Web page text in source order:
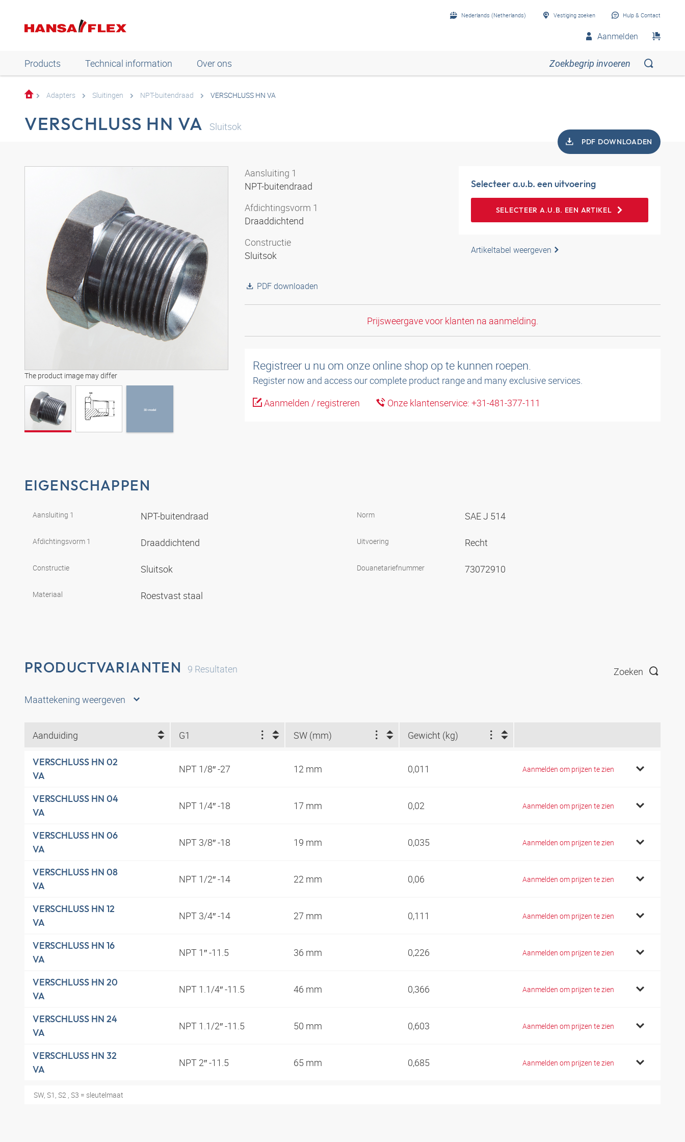
Nederlands (Netherlands) Vestiging zoeken Hulp & Contact
Aanmelden
Products Technical information Over ons
Adapters Sluitingen NPT-buitendraad VERSCHLUSS HN VA
VERSCHLUSS HN VA Sluitsok
PDF DOWNLOADEN
The product image may differ
3D-model
3D-model
Aansluiting 1
NPT-buitendraad
Afdichtingsvorm 1
Draaddichtend
Constructie
Sluitsok
PDF downloaden
Selecteer a.u.b. een uitvoering
SELECTEER A.U.B. EEN ARTIKEL
Artikeltabel weergeven
Prijsweergave voor klanten na aanmelding.
Registreer u nu om onze online shop op te kunnen roepen.
Register now and access our complete product range and many exclusive services.
Aanmelden / registreren
Onze klantenservice: +31-481-377-111
EIGENSCHAPPEN
Aansluiting 1 NPT-buitendraad
Afdichtingsvorm 1 Draaddichtend
Constructie Sluitsok
Materiaal Roestvast staal
Norm SAE J 514
Uitvoering Recht
Douanetariefnummer 73072910
PRODUCTVARIANTEN 9 Resultaten Zoeken
Maattekening weergeven
Aanduiding G1 SW (mm) Gewicht (kg)
VERSCHLUSS HN 02
VA
NPT 1/8″ -27 12 mm 0,011 Aanmelden om prijzen te zien
VERSCHLUSS HN 04
VA
NPT 1/4″ -18 17 mm 0,02 Aanmelden om prijzen te zien
VERSCHLUSS HN 06
VA
NPT 3/8″ -18 19 mm 0,035 Aanmelden om prijzen te zien
VERSCHLUSS HN 08
VA
NPT 1/2″ -14 22 mm 0,06 Aanmelden om prijzen te zien
VERSCHLUSS HN 12
VA
NPT 3/4″ -14 27 mm 0,111 Aanmelden om prijzen te zien
VERSCHLUSS HN 16
VA
NPT 1″ -11.5 36 mm 0,226 Aanmelden om prijzen te zien
VERSCHLUSS HN 20
VA
NPT 1.1/4″ -11.5 46 mm 0,366 Aanmelden om prijzen te zien
VERSCHLUSS HN 24
VA
NPT 1.1/2″ -11.5 50 mm 0,603 Aanmelden om prijzen te zien
VERSCHLUSS HN 32
VA
NPT 2″ -11.5 65 mm 0,685 Aanmelden om prijzen te zien
SW, S1, S2 , S3 = sleutelmaat